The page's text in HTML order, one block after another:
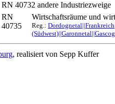
RN 40732 andere Industriezweige
RN
40735
Wirtschaftsräume und
Reg.:
, realisiert von Sepp Kuffer